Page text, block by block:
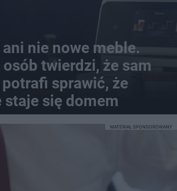
nie nowe meble.
osób twierdzi, że sam
sprawić, że
staje się domem
MATERIAŁ SPONSOROWANY